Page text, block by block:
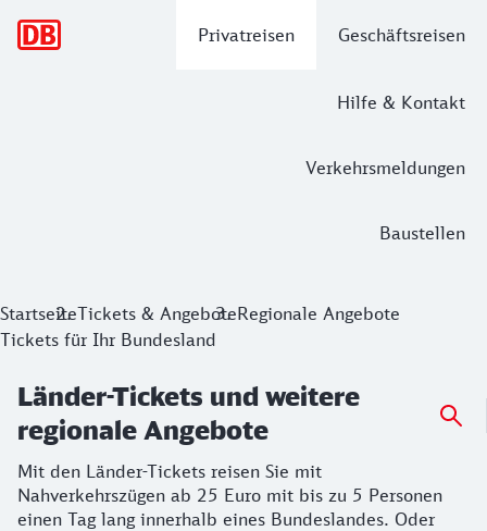
Privatreisen Geschäftsreisen
Hilfe & Kontakt
Verkehrsmeldungen
Baustellen
Länder-Tickets und weitere regionale
Mit den Länder-Tickets reisen Sie mit Nahverkehrszügen
StartseiteTickets & AngeboteRegionale Angebote
Tickets für Ihr Bundesland
Länder-Tickets und weitere
regionale Angebote
Mit den Länder-Tickets reisen Sie mit
Nahverkehrszügen ab 25 Euro mit bis zu 5 Personen
einen Tag lang innerhalb eines Bundeslandes. Oder